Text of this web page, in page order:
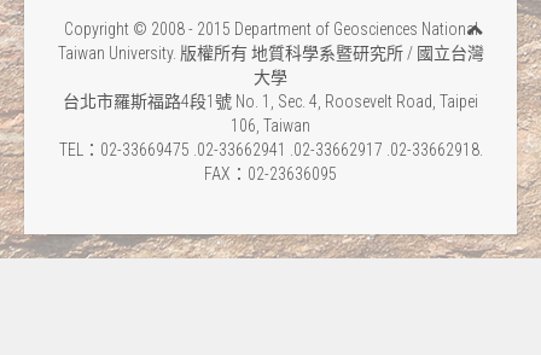
Copyright © 2008 - 2015 Department of Geosciences National
Taiwan University. 版權所有 地質科學系暨研究所 / 國立台灣
大學
台北市羅斯福路4段1號 No. 1, Sec. 4, Roosevelt Road, Taipei
106, Taiwan
TEL：02-33669475 .02-33662941 .02-33662917 .02-33662918.
FAX：02-23636095